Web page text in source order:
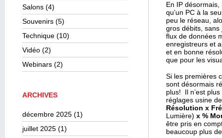
Salons (4)
Souvenirs (5)
Technique (10)
Vidéo (2)
Webinars (2)
ARCHIVES
décembre 2025 (1)
juillet 2025 (1)
En IP
qu’un PC à la
peu le réseau,
gros débits, sans
flux de données
enregistreurs et
et en bonne
que pour les
Si les premières
sont désormais
plus! Il n’est
réglages usine
Résolution x
Lumière) x %
être pris en
beaucoup plus